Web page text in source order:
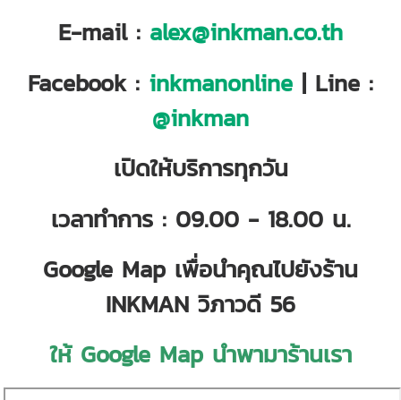
E-mail : alex@inkman.co.th
Facebook : inkmanonline | Line :
@inkman
เปิดให้บริการทุกวัน
เวลาทำการ : 09.00 - 18.00 น.
Google Map เพื่อนำคุณไปยังร้าน
INKMAN วิภาวดี 56
ให้ Google Map นำพามาร้านเรา